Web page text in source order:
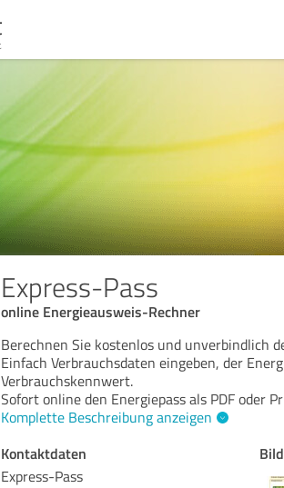
Express-Pass
online Energieausweis-Rechner
Berechnen Sie kostenlos und unverbindlich
Einfach Verbrauchsdaten eingeben, der
Verbrauchskennwert.
Sofort online den Energiepass als PDF oder
Komplette Beschreibung anzeigen
Kontaktdaten
Express-Pass